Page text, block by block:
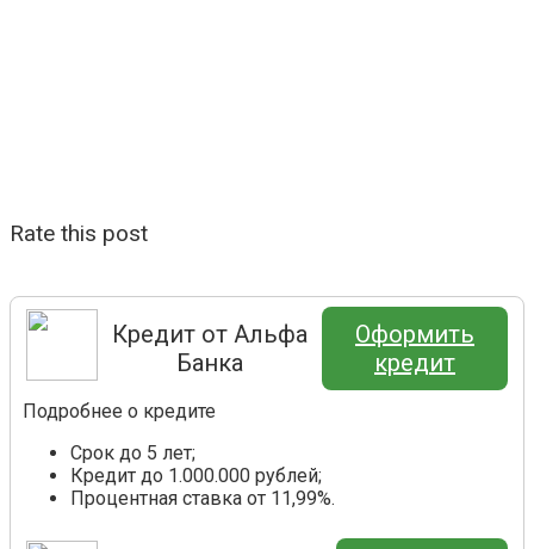
Rate this post
Кредит от Альфа
Банка
Оформить
кредит
Подробнее о кредите
Срок до 5 лет;
Кредит до 1.000.000 рублей;
Процентная ставка от 11,99%.